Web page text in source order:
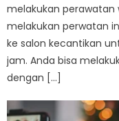
melakukan perawatan
melakukan perwatan
ke salon kecantikan
jam. Anda bisa
dengan […]